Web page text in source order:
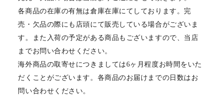
各商品の在庫の有無は倉庫在庫にてしております。完
売・欠品の際にも店頭にて販売している場合がございま
す。また入荷の予定がある商品もございますので、当店
までお問い合わせください。
海外商品の取寄せにつきましては6ヶ月程度お時間をいた
だくことがございます。各商品のお届けまでの日数はお
問い合わせください。